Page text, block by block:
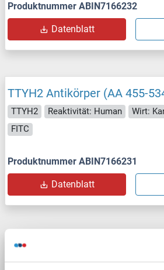
Produktnummer ABIN7166232
Datenblatt
TTYH2 Antikörper (AA 455-
TTYH2 Reaktivität: Human Wirt:
FITC
Produktnummer ABIN7166231
Datenblatt
TTYH2 Antikörper (AA 455-